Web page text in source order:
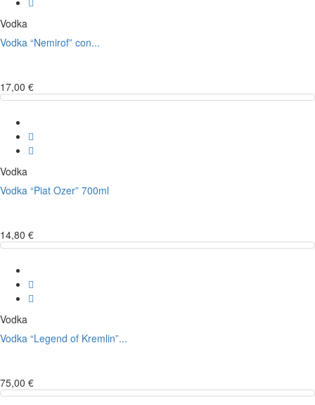
Vodka
Vodka “Nemirof” con...
17,00 €
Vodka
Vodka “Piat Ozer” 700ml
14,80 €
Vodka
Vodka “Legend of Kremlin”...
75,00 €